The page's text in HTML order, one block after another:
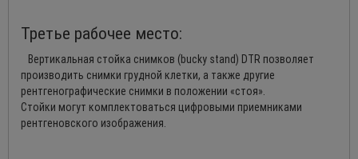
Третье рабочее место:
Вертикальная стойка снимков (bucky stand) DTR позволяет
производить снимки грудной клетки, а также другие
рентгенографические снимки в положении «стоя».
Стойки могут комплектоваться цифровыми приемниками
рентгеновского изображения.